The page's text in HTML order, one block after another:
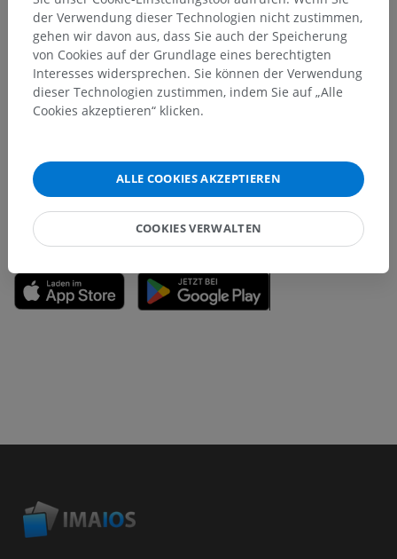
Übersetzungen
Sie haben einen Fehler gefunden?
Sie können gerne eine Berichtigung, Übersetzung oder
Ein Problem melden
HOLE SIE SICH DIE APP
der Verwendung dieser Technologien nicht zustimmen,
gehen wir davon aus, dass Sie auch der Speicherung
von Cookies auf der Grundlage eines berechtigten
Interesses widersprechen. Sie können der Verwendung
dieser Technologien zustimmen, indem Sie auf „Alle
Cookies akzeptieren“ klicken.
ALLE COOKIES AKZEPTIEREN
COOKIES VERWALTEN